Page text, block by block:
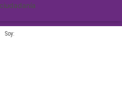
Soy: